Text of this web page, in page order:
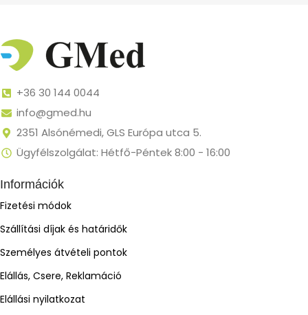
+36 30 144 0044
info@gmed.hu
2351 Alsónémedi, GLS Európa utca 5.
Ügyfélszolgálat: Hétfő-Péntek 8:00 - 16:00
Információk
Fizetési módok
Szállítási díjak és határidők
Személyes átvételi pontok
Elállás, Csere, Reklamáció
Elállási nyilatkozat